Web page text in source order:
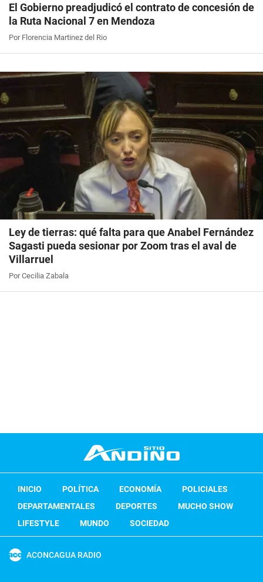
El Gobierno preadjudicó el contrato de concesión de
la Ruta Nacional 7 en Mendoza
Por Florencia Martinez del Rio
Ley de tierras: qué falta para que Anabel Fernández
Sagasti pueda sesionar por Zoom tras el aval de
Villarruel
Por Cecilia Zabala
INICIO POLÍTICA ECONOMÍA
POLICIALES
DEPARTAMENTALES
DEPORTES
MUCHO SHOW
LIFESTYLE
MUNDO SOCIEDAD
ACONCAGUA RADIO